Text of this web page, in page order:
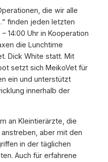
die wir alle
finden jeden letzten
14:00 Uhr in Kooperation
die Lunchtime
Dick White statt. Mit
setzt sich MeikoVet für
ein und unterstützt
innerhalb der
an Kleintierärzte, die
aber mit den
in der täglichen
Auch für erfahrene